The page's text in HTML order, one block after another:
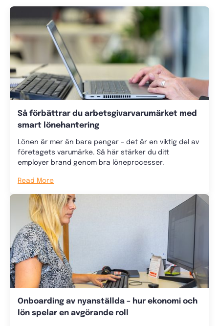
Så förbättrar du arbetsgivarvarumärket med
smart lönehantering
Lönen är mer än bara pengar – det är en viktig del av
företagets varumärke. Så här stärker du ditt
employer brand genom bra löneprocesser.
Read More
Onboarding av nyanställda – hur ekonomi och
lön spelar en avgörande roll